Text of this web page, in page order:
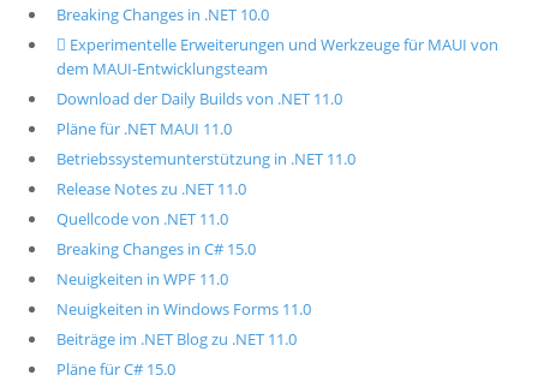
Breaking Changes in .NET 10.0
 Experimentelle Erweiterungen und Werkzeuge für MAUI von
dem MAUI-Entwicklungsteam
Download der Daily Builds von .NET 11.0
Pläne für .NET MAUI 11.0
Betriebssystemunterstützung in .NET 11.0
Release Notes zu .NET 11.0
Quellcode von .NET 11.0
Breaking Changes in C# 15.0
Neuigkeiten in WPF 11.0
Neuigkeiten in Windows Forms 11.0
Beiträge im .NET Blog zu .NET 11.0
Pläne für C# 15.0